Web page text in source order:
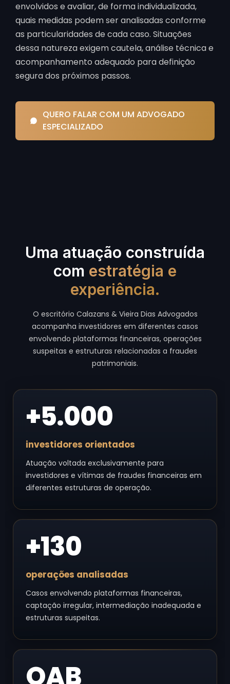
envolvidos e avaliar, de forma individualizada,
quais medidas podem ser analisadas conforme
as particularidades de cada caso. Situações
dessa natureza exigem cautela, análise técnica e
acompanhamento adequado para definição
segura dos próximos passos.
QUERO FALAR COM UM ADVOGADO
ESPECIALIZADO
Uma atuação construída
com estratégia e
experiência.
O escritório Calazans & Vieira Dias Advogados
acompanha investidores em diferentes casos
envolvendo plataformas financeiras, operações
suspeitas e estruturas relacionadas a fraudes
patrimoniais.
+5.000
investidores orientados
Atuação voltada exclusivamente para
investidores e vítimas de fraudes financeiras em
diferentes estruturas de operação.
+130
operações analisadas
Casos envolvendo plataformas financeiras,
captação irregular, intermediação inadequada e
estruturas suspeitas.
OAB